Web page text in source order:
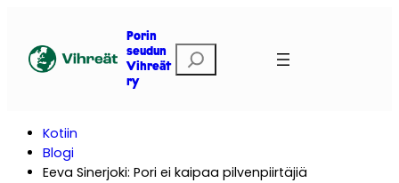
Porin
seudun
Vihreät
ry
t
Kotiin
Blogi
Eeva Sinerjoki: Pori ei kaipaa pilvenpiirtäjiä